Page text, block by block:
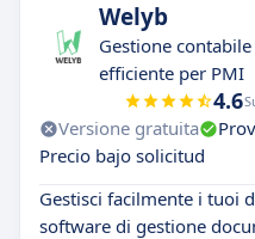
Welyb
Gestione contabile
efficiente per PMI
4.6
Versione gratuita
Precio bajo solicitud
Gestisci facilmente i tuoi
software di gestione